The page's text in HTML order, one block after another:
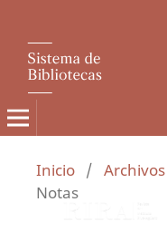
Inicio / Archivos
Notas